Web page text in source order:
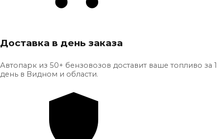
Доставка в день заказа
Автопарк из 50+ бензовозов доставит ваше топливо за 1
день в Видном и области.